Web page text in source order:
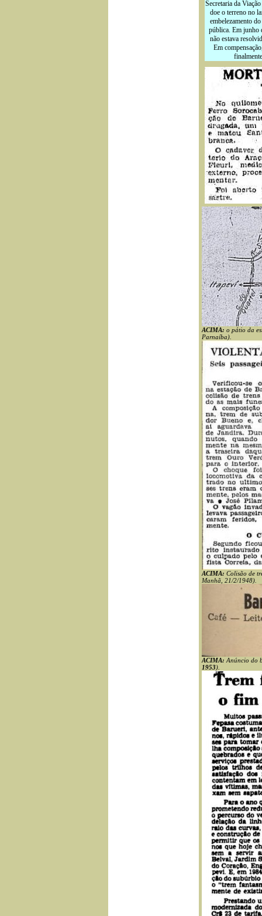
Secretaria da
doe o terreno no
embelezamento
pública. Em junho
não estava
Em
ACIMA: o pátio da
Parnaíba).
ACIMA: Colisão de
Manhã, 21/2/1948).
ACIMA: Anúncio do
1953).